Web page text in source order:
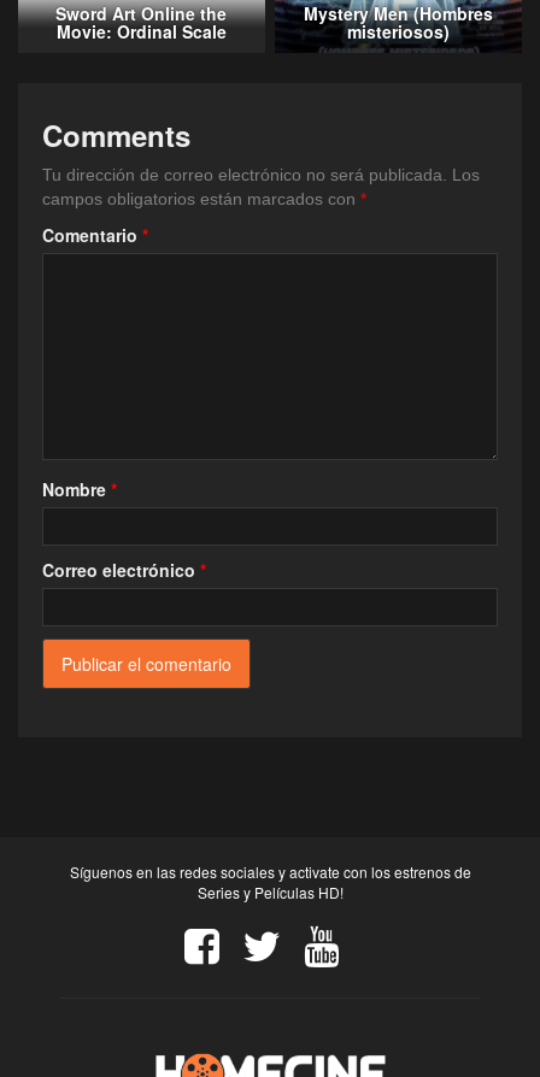
Sword Art Online the
Movie: Ordinal Scale
Mystery Men (Hombres
misteriosos)
Comments
Tu dirección de correo electrónico no será publicada.
Los
campos obligatorios están marcados con *
Comentario *
Nombre *
Correo electrónico *
Síguenos en las redes sociales y activate con los estrenos de
Series y Películas HD!